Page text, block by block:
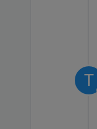
T